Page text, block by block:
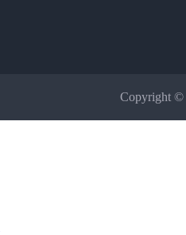
Copyright ©